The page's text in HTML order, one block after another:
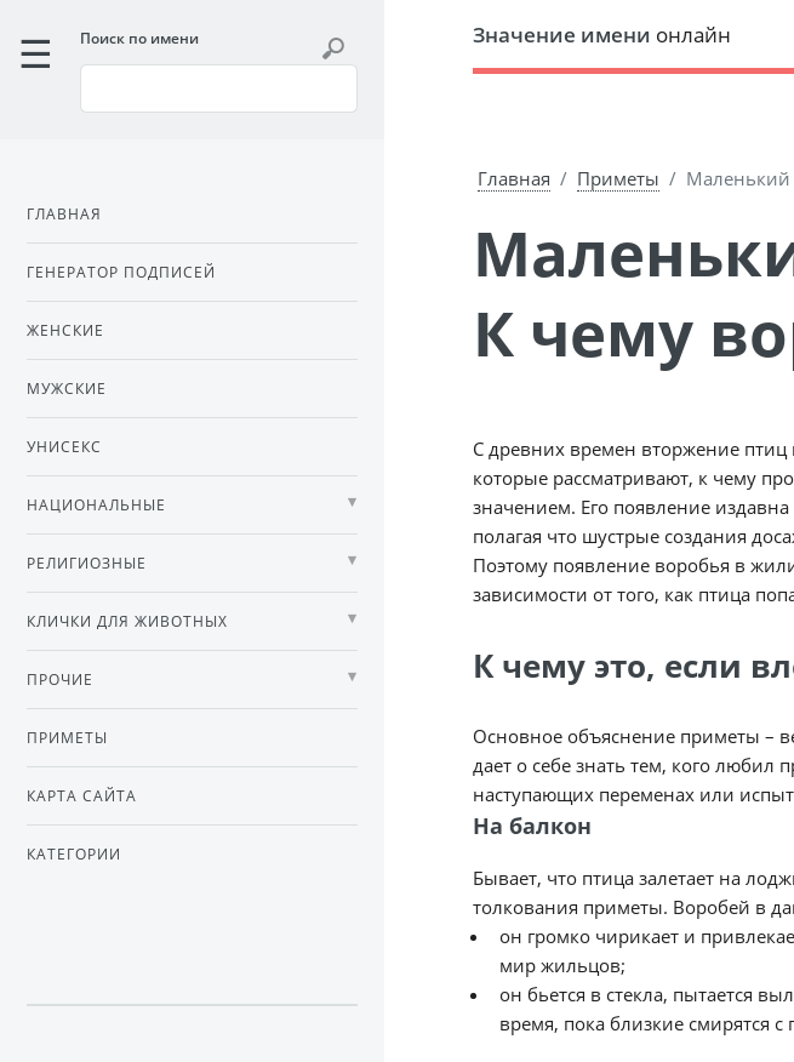
Значение имени онлайн
Главная Приметы Маленький
Маленький серый предвестник.
К чему
С древних времен вторжение
которые рассматривают, к чему
значением. Его появление
полагая что шустрые создания
Поэтому появление воробья в
зависимости от того, как птица
К чему это, если
Основное объяснение приметы –
дает о себе знать тем, кого любил
наступающих переменах или
На балкон
Бывает, что птица залетает на
толкования приметы. Воробей в
он громко чирикает и
мир жильцов;
он бьется в стекла, пытается
время, пока близкие смирятся
Поиск по имени
ГЛАВНАЯ
ГЕНЕРАТОР ПОДПИСЕЙ
ЖЕНСКИЕ
МУЖСКИЕ
УНИСЕКС
НАЦИОНАЛЬНЫЕ
РЕЛИГИОЗНЫЕ
КЛИЧКИ ДЛЯ ЖИВОТНЫХ
ПРОЧИЕ
ПРИМЕТЫ
КАРТА САЙТА
КАТЕГОРИИ